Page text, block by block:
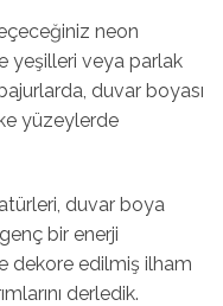
neon
yeşilleri veya parlak
duvar boyası
yüzeylerde
duvar boya
bir enerji
dekore edilmiş ilham
derledik.